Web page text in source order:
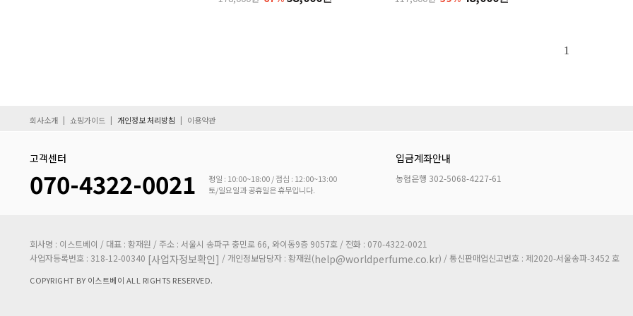
빈스 카뮤토
살바도르달리(1)
스윗던(3)
1
회사소개 | 쇼핑가이드 | 개인정보 처리방침 | 이용약관
고객센터
070-4322-0021
평일 : 10:00~18:00 / 점심 : 12:00~13:00
토/일요일과 공휴일은 휴무입니다.
입금계좌안내
농협은행 302-5068-4227-61
회사명 : 이스트베이 / 대표 : 황재원 / 주소 : 서울시 송파구 충민로 66, 와이동9층 9057호 / 전화 : 070-4322-0021
사업자등록번호 : 318-12-00340 [사업자정보확인] / 개인정보담당자 : 황재원(help@worldperfume.co.kr) / 통신판매업신고번호 : 제2020-서울송파-3452 호
COPYRIGHT BY 이스트베이 ALL RIGHTS RESERVED.